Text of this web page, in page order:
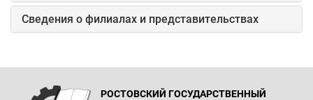
Сведения о филиалах и представительствах
РОСТОВСКИЙ ГОСУДАРСТВЕННЫЙ